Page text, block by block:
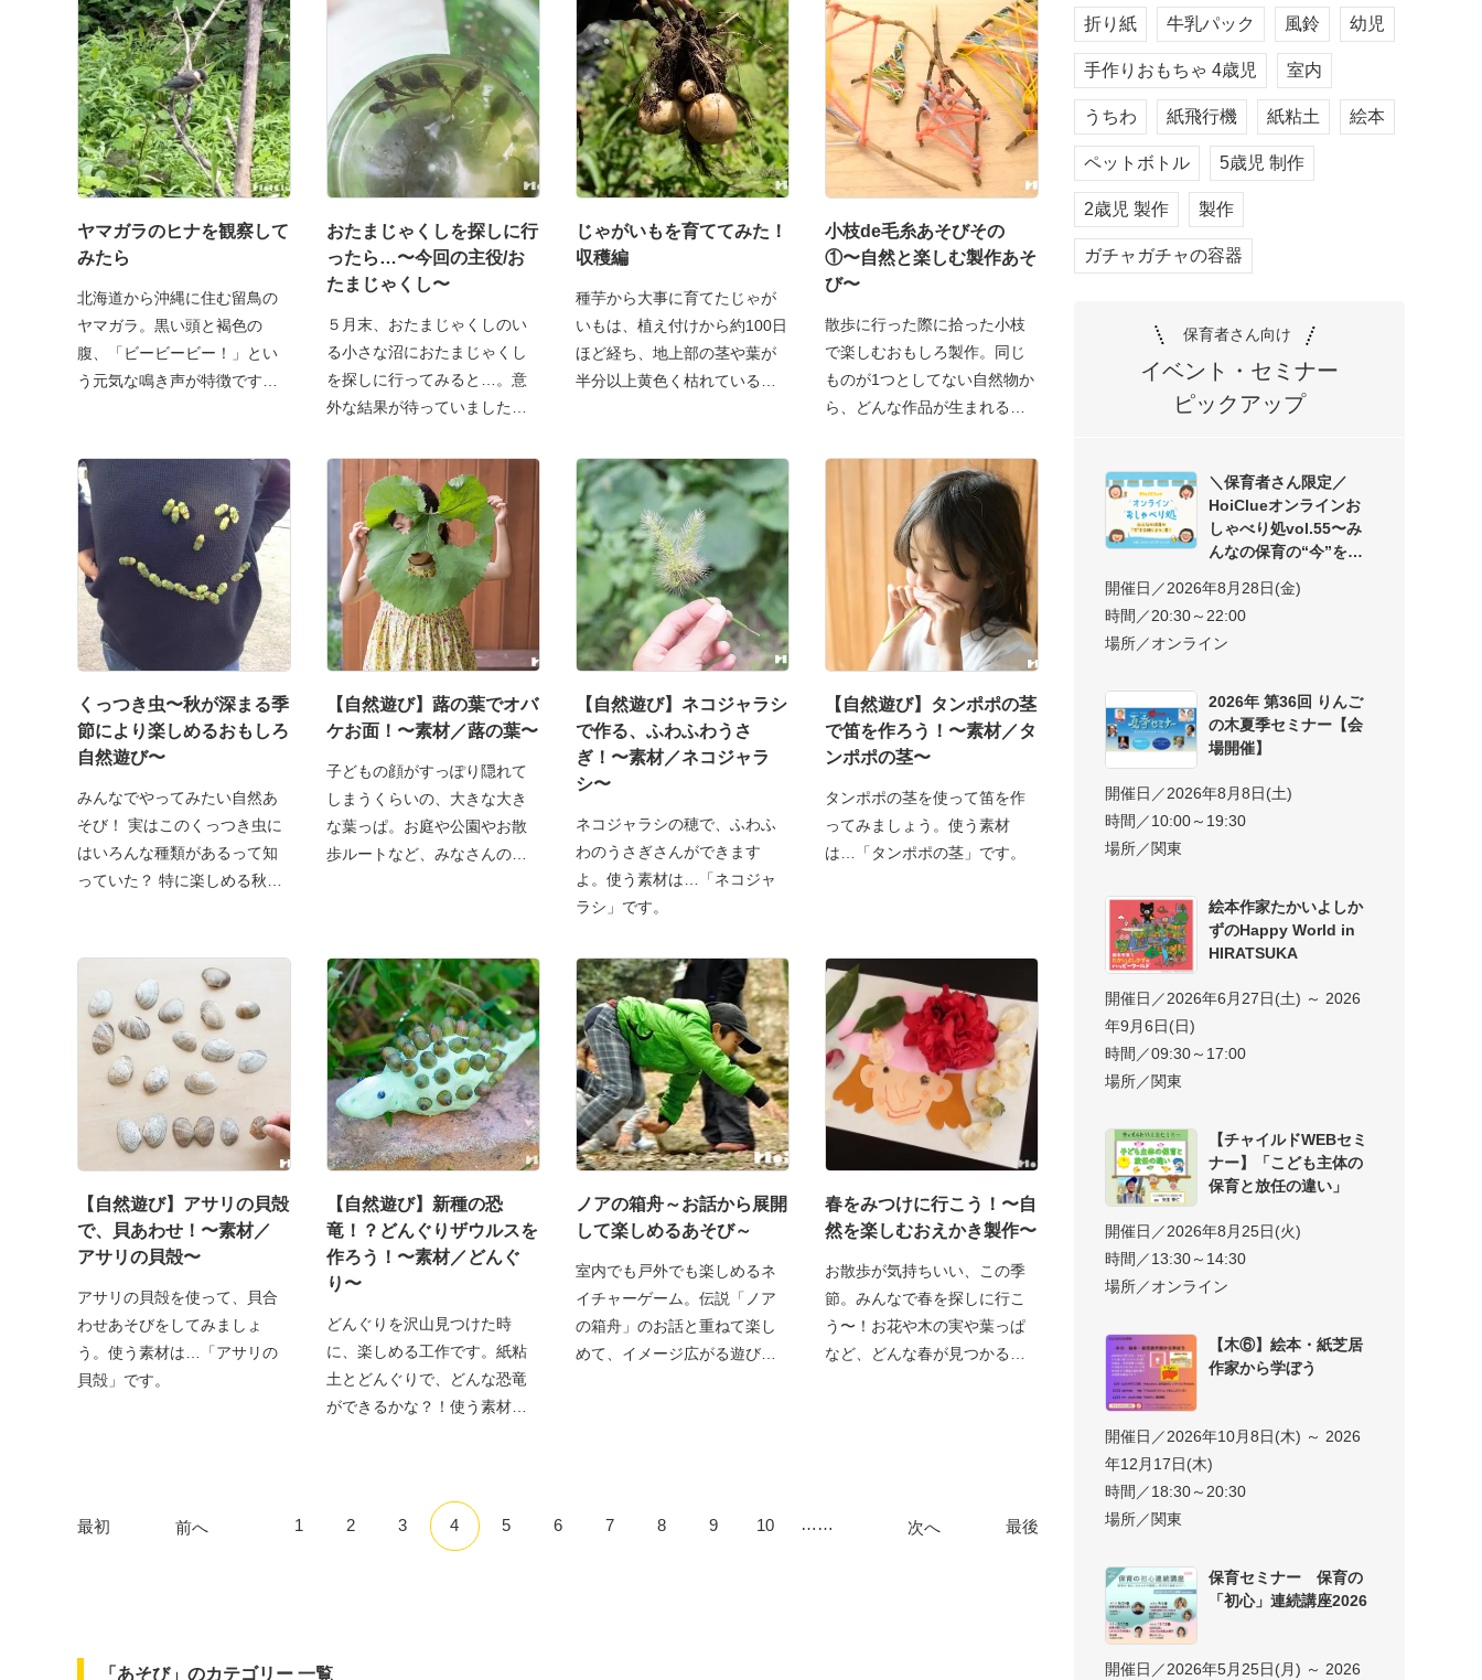
ヤマガラのヒナを観察して
みたら
北海道から沖縄に住む留鳥の
ヤマガラ。黒い頭と褐色の
腹、「ビービービー！」とい
う元気な鳴き声が特徴です。
おたまじゃくしを探しに行
ったら…〜今回の主役/お
たまじゃくし〜
５月末、おたまじゃくしのい
る小さな沼におたまじゃくし
を探しに行ってみると…。意
外な結果が待っていました。
じゃがいもを育ててみた！
収穫編
種芋から大事に育てたじゃが
いもは、植え付けから約100日
ほど経ち、地上部の茎や葉が
半分以上黄色く枯れている
小枝de毛糸あそびその
①〜自然と楽しむ製作あそ
び〜
散歩に行った際に拾った小枝
で楽しむおもしろ製作。同じ
ものが1つとしてない自然物か
ら、どんな作品が生まれる
くっつき虫〜秋が深まる季
節により楽しめるおもしろ
自然遊び〜
みんなでやってみたい自然あ
そび！ 実はこのくっつき虫に
はいろんな種類があるって知
っていた？ 特に楽しめる秋
【自然遊び】蕗の葉でオバ
ケお面！〜素材／蕗の葉〜
子どもの顔がすっぽり隠れて
しまうくらいの、大きな大き
な葉っぱ。お庭や公園やお散
歩ルートなど、みなさんの身
【自然遊び】ネコジャラシ
で作る、ふわふわうさ
ぎ！〜素材／ネコジャラ
シ〜
ネコジャラシの穂で、ふわふ
わのうさぎさんができます
よ。使う素材は…「ネコジャ
ラシ」です。
【自然遊び】タンポポの茎
で笛を作ろう！〜素材／タ
ンポポの茎〜
タンポポの茎を使って笛を作
ってみましょう。使う素材
は…「タンポポの茎」です。
【自然遊び】アサリの貝殻
で、貝あわせ！〜素材／
アサリの貝殻〜
アサリの貝殻を使って、貝合
わせあそびをしてみましょ
う。使う素材は…「アサリの
貝殻」です。
【自然遊び】新種の恐
竜！？どんぐりザウルスを
作ろう！〜素材／どんぐ
り〜
どんぐりを沢山見つけた時
に、楽しめる工作です。紙粘
土とどんぐりで、どんな恐竜
ができるかな？！使う素材
ノアの箱舟～お話から展開
して楽しめるあそび～
室内でも戸外でも楽しめるネ
イチャーゲーム。伝説「ノア
の箱舟」のお話と重ねて楽し
めて、イメージ広がる遊びで
春をみつけに行こう！〜自
然を楽しむおえかき製作〜
お散歩が気持ちいい、この季
節。みんなで春を探しに行こ
う〜！お花や木の実や葉っぱ
など、どんな春が見つかるか
最初 前へ 1 2 3 4 5 6 7 8 9 10 …… 次へ 最後
「あそび」のカテゴリー 一覧
折り紙 牛乳パック 風鈴 幼児
手作りおもちゃ 4歳児 室内
うちわ 紙飛行機 紙粘土 絵本
ペットボトル 5歳児 制作
2歳児 製作 製作
ガチャガチャの容器
保育者さん向け
イベント・セミナー
ピックアップ
＼保育者さん限定／
HoiClueオンラインお
しゃべり処vol.55〜み
んなの保育の“今”を交
開催日／2026年8月28日(金)
時間／20:30～22:00
場所／オンライン
2026年 第36回 りんご
の木夏季セミナー【会
場開催】
開催日／2026年8月8日(土)
時間／10:00～19:30
場所／関東
絵本作家たかいよしか
ずのHappy World in
HIRATSUKA
開催日／2026年6月27日(土) ～ 2026
年9月6日(日)
時間／09:30～17:00
場所／関東
【チャイルドWEBセミ
ナー】「こども主体の
保育と放任の違い」
開催日／2026年8月25日(火)
時間／13:30～14:30
場所／オンライン
【木⑥】絵本・紙芝居
作家から学ぼう
開催日／2026年10月8日(木) ～ 2026
年12月17日(木)
時間／18:30～20:30
場所／関東
保育セミナー 保育の
「初心」連続講座2026
開催日／2026年5月25日(月) ～ 2026